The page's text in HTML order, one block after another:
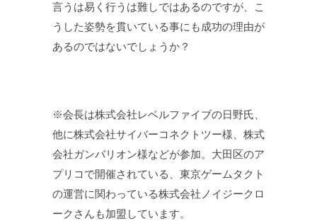
言うは易く行うは難しではあるのですが、こ
うした姿勢を貫いている事にも成功の理由が
あるのではないでしょうか？
※会長は株式会社レベルファイブの日野氏、
他に株式会社サイバーコネクトツー様、株式
会社ガンバリオン様などが参加。大田区のア
プリコで開催されている、東京ゲームタクト
の運営に関わっている株式会社ノイジークロ
ークさんも加盟しています。